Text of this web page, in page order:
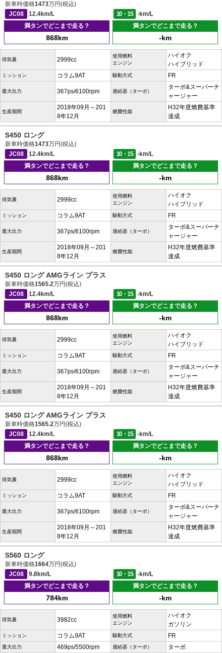
新車時価格1473万円(税込)
JC08
12.4km/L 10・15
-km/L
満タンでどこまで走る？
868km
満タンでどこまで走る？
-km
排気量 2999cc
使用燃料
エンジン
ハイオク
ハイブリッド
ミッション コラム9AT 駆動方式 FR
最大出力 367ps/6100rpm 過給器（ターボ）
ターボ&スーパーチ
ャージャー
生産期間
2018年09月～201
8年12月
燃費性能
H32年度燃費基準
達成
S450 ロング
新車時価格1473万円(税込)
JC08
12.4km/L 10・15
-km/L
満タンでどこまで走る？
868km
満タンでどこまで走る？
-km
排気量 2999cc
使用燃料
エンジン
ハイオク
ハイブリッド
ミッション コラム9AT 駆動方式 FR
最大出力 367ps/6100rpm 過給器（ターボ）
ターボ&スーパーチ
ャージャー
生産期間
2018年09月～201
8年12月
燃費性能
H32年度燃費基準
達成
S450 ロング AMGライン プラス
新車時価格1565.2万円(税込)
JC08
12.4km/L 10・15
-km/L
満タンでどこまで走る？
868km
満タンでどこまで走る？
-km
排気量 2999cc
使用燃料
エンジン
ハイオク
ハイブリッド
ミッション コラム9AT 駆動方式 FR
最大出力 367ps/6100rpm 過給器（ターボ）
ターボ&スーパーチ
ャージャー
生産期間
2018年09月～201
8年12月
燃費性能
H32年度燃費基準
達成
S450 ロング AMGライン プラス
新車時価格1565.2万円(税込)
JC08
12.4km/L 10・15
-km/L
満タンでどこまで走る？
868km
満タンでどこまで走る？
-km
排気量 2999cc
使用燃料
エンジン
ハイオク
ハイブリッド
ミッション コラム9AT 駆動方式 FR
最大出力 367ps/6100rpm 過給器（ターボ）
ターボ&スーパーチ
ャージャー
生産期間
2018年09月～201
8年12月
燃費性能
H32年度燃費基準
達成
S560 ロング
新車時価格1664万円(税込)
JC08
9.8km/L 10・15
-km/L
満タンでどこまで走る？
784km
満タンでどこまで走る？
-km
排気量 3982cc
使用燃料
エンジン
ハイオク
ガソリン
ミッション コラム9AT 駆動方式 FR
最大出力 469ps/5500rpm 過給器（ターボ） ターボ